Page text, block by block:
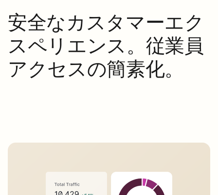
安全なカスタマーエク
スペリエンス。従業員
アクセスの簡素化。